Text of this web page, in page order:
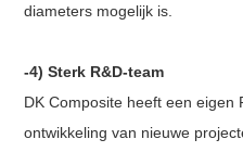
diameters mogelijk is.
-4) Sterk R&D-team
DK Composite heeft een eigen
ontwikkeling van nieuwe